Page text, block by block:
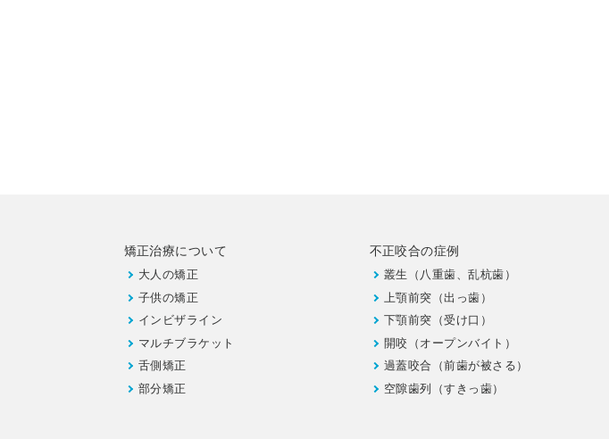
矯正治療について
大人の矯正
子供の矯正
インビザライン
マルチブラケット
舌側矯正
部分矯正
不正咬合の症例
叢生（八重歯、乱杭歯）
上顎前突（出っ歯）
下顎前突（受け口）
開咬（オープンバイト）
過蓋咬合（前歯が被さる）
空隙歯列（すきっ歯）